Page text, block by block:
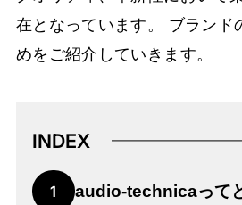
在となっています。 ブランド
めをご紹介していきます。
INDEX
1 audio-technicaって